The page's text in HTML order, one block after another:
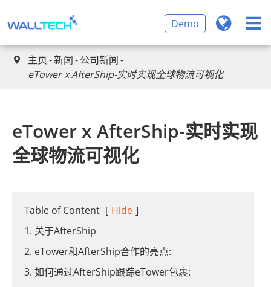
Demo
 主页 新闻 公司新闻
eTower x AfterShip-实时实现全球物流可视化
eTower x AfterShip-实时实现
全球物流可视化
Table of Content [ Hide ]
1. 关于AfterShip
2. eTower和AfterShip合作的亮点:
3. 如何通过AfterShip跟踪eTower包裹: